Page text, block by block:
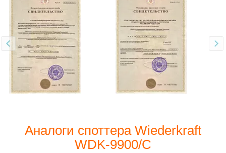
Аналоги споттера Wiederkraft
WDK-9900/C